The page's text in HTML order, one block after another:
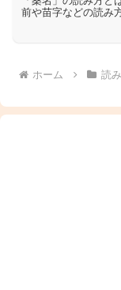
前や苗字などの読み
ホーム 読